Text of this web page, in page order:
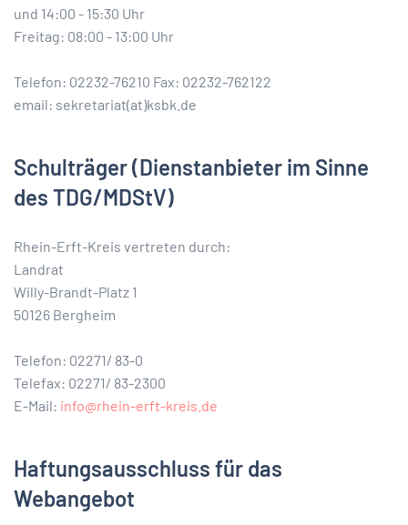
und 14:00 - 15:30 Uhr
Freitag: 08:00 - 13:00 Uhr
Telefon: 02232-76210 Fax: 02232-762122
email: sekretariat(at)ksbk.de
Schulträger(Dienstanbieter im Sinne
des TDG/MDStV)
Rhein-Erft-Kreis vertreten durch:
Landrat
Willy-Brandt-Platz 1
50126 Bergheim
Telefon: 02271/ 83-0
Telefax: 02271/ 83-2300
E-Mail: info@rhein-erft-kreis.de
Haftungsausschluss für das
Webangebot